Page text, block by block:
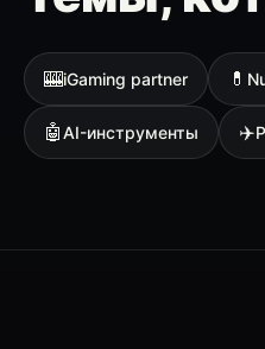
🎰iGaming partner 💊
🤖AI-инструменты ✈️